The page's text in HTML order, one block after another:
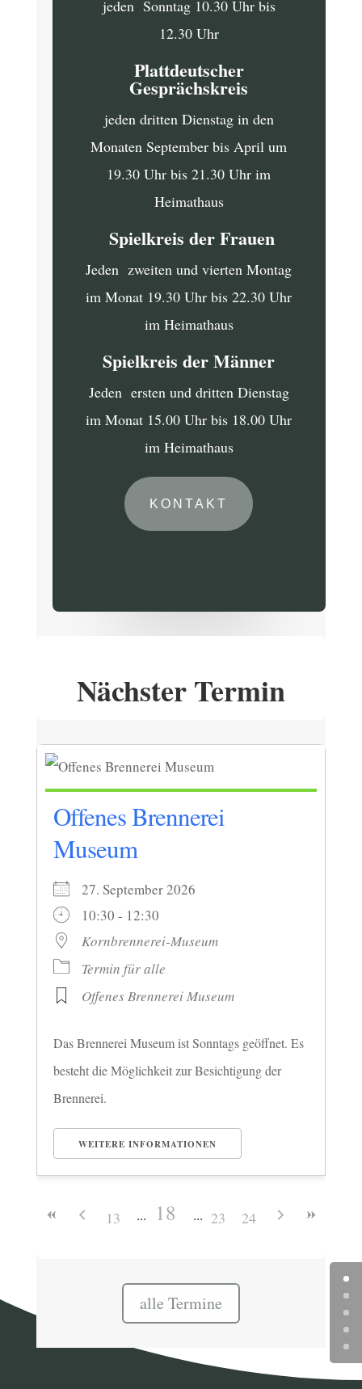
jeden Sonntag 10.30 Uhr bis
12.30 Uhr
Plattdeutscher
Gesprächskreis
jeden dritten Dienstag in den
Monaten September bis April um
19.30 Uhr bis 21.30 Uhr im
Heimathaus
Spielkreis der Frauen
Jeden zweiten und vierten Montag
im Monat 19.30 Uhr bis 22.30 Uhr
im Heimathaus
Spielkreis der Männer
Jeden ersten und dritten Dienstag
im Monat 15.00 Uhr bis 18.00 Uhr
im Heimathaus
KONTAKT
Nächster Termin
Offenes Brennerei
Museum
27. September 2026
10:30 - 12:30
Kornbrennerei-Museum
Termin für alle
Offenes Brennerei Museum
Das Brennerei Museum ist Sonntags geöffnet. Es
besteht die Möglichkeit zur Besichtigung der
Brennerei.
WEITERE INFORMATIONEN
13 18 23 24
alle Termine